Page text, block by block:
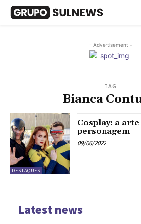
- Advertisement -
TAG
Bianca
DESTAQUES
Cosplay: a
personagem
09/06/2022
Latest news